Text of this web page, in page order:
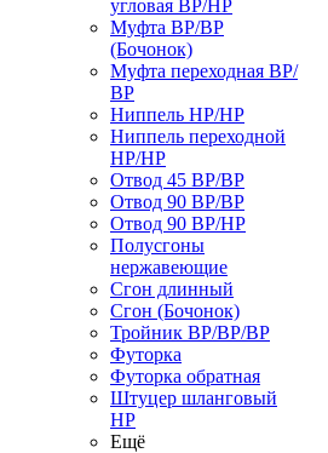
угловая ВР/НР
Муфта ВР/ВР
(Бочонок)
Муфта переходная ВР/
ВР
Ниппель НР/НР
Ниппель переходной
НР/НР
Отвод 45 ВР/ВР
Отвод 90 ВР/ВР
Отвод 90 ВР/НР
Полусгоны
нержавеющие
Сгон длинный
Сгон (Бочонок)
Тройник ВР/ВР/ВР
Футорка
Футорка обратная
Штуцер шланговый
НР
Ещё